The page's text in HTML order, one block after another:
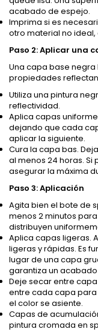
acabado de espejo.
Imprima si es
otro material no
Paso 2: Aplicar una
Una capa base
propiedades
Utiliza una pintura
reflectividad.
Aplica capas
dejando que cada
aplicar la siguiente.
Cura la capa bas.
al menos 24 horas.
asegurar la máxima
Paso 3: Aplicación
Agita bien el bote de
menos 2 minutos
distribuyen
Aplica capas ligeras.
ligeras y rápidas. Es
lugar de una capa
garantiza un
Deje secar entre
entre cada capa
el color se asiente.
Capas de
pintura cromada en